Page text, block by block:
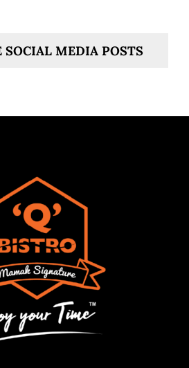
SOCIAL MEDIA POSTS